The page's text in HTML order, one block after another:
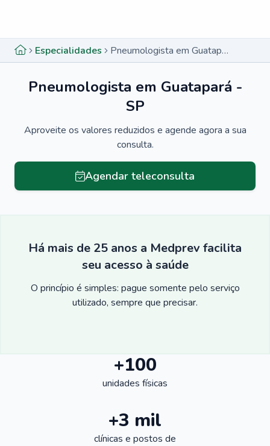
Especialidades Pneumologista em Guatapará - SP
Pneumologista em Guatapará -
SP
Aproveite os valores reduzidos e agende agora a sua
consulta.
Agendar teleconsulta
Há mais de 25 anos a Medprev facilita
seu acesso à saúde
O princípio é simples: pague somente pelo serviço
utilizado, sempre que precisar.
+100
unidades físicas
+3 mil
clínicas e postos de